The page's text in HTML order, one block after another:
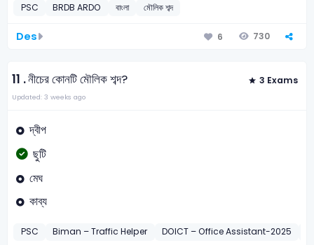
PSC BRDB ARDO বাংলা মৌলিক শব্দ
Des 6 730
11 .নীচের কোনটি মৌলিক শব্দ? 3 Exams
Updated: 3 weeks ago
দ্বীপ
ছুটি
মেঘ
কাব্য
PSC Biman – Traffic Helper DOICT – Office Assistant-2025